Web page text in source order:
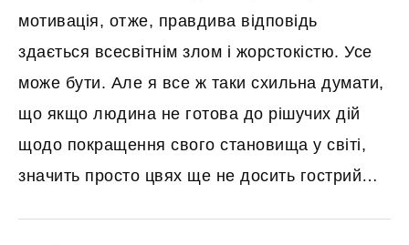
мотивація, отже, правдива відповідь
здається всесвітнім злом і жорстокістю. Усе
може бути. Але я все ж таки схильна думати,
що якщо людина не готова до рішучих дій
щодо покращення свого становища у світі,
значить просто цвях ще не досить гострий…